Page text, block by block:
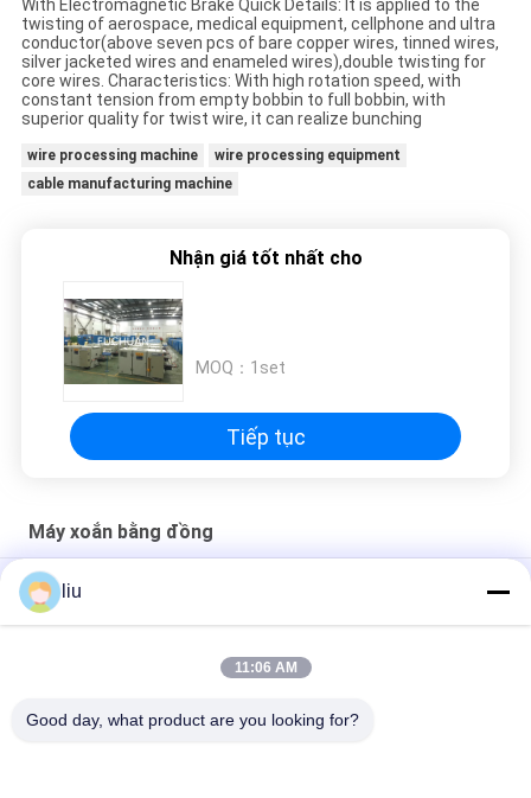
TỨC
CÁC
TRƯỜNG
HỢP
TRANG
WEB
PRIVACY
With Electromagnetic Brake Quick Details: It is applied to the
twisting of aerospace, medical equipment, cellphone and ultra
conductor(above seven pcs of bare copper wires, tinned wires,
silver jacketed wires and enameled wires),double twisting for
core wires. Characteristics: With high rotation speed, with
constant tension from empty bobbin to full bobbin, with
superior quality for twist wire, it can realize bunching
wire processing machine
wire processing equipment
cable manufacturing machine
Nhận giá tốt nhất cho
MOQ： 1set
Tiếp tục
Máy xoắn bằng đồng
0.04-2.52mm dây đồng trần thùng dây cca dây xoắn buncher
máy
liu
11:06 AM
Good day, what product are you looking for?